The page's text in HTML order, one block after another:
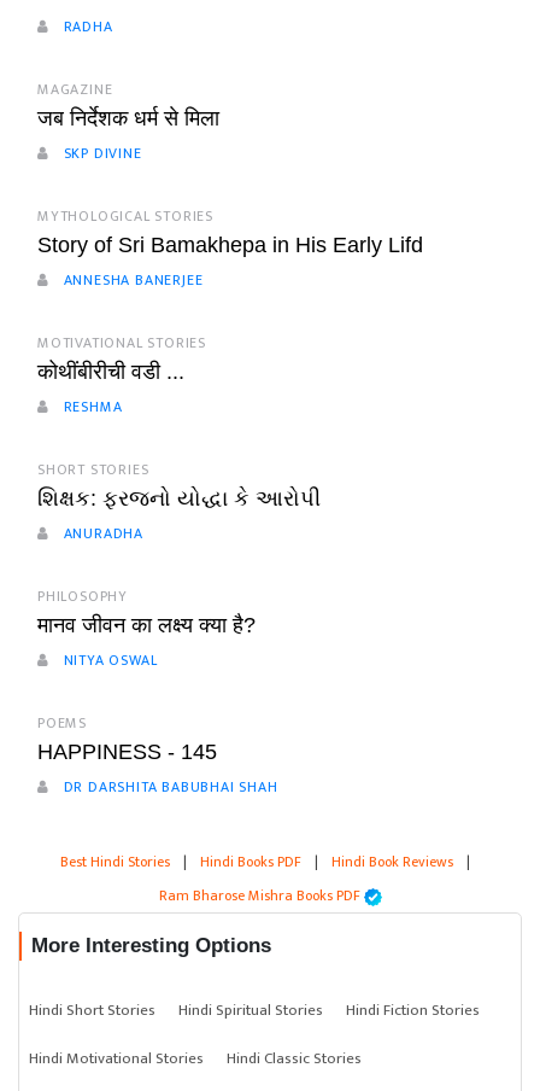
RADHA
MAGAZINE
जब निर्देशक धर्म से मिला
SKP DIVINE
MYTHOLOGICAL STORIES
Story of Sri Bamakhepa in His Early Lifd
ANNESHA BANERJEE
MOTIVATIONAL STORIES
कोथींबीरीची वडी ...
RESHMA
SHORT STORIES
શિક્ષક: ફરજનો યોદ્ધા કે આરોપી
ANURADHA
PHILOSOPHY
मानव जीवन का लक्ष्य क्या है?
NITYA OSWAL
POEMS
HAPPINESS - 145
DR DARSHITA BABUBHAI SHAH
Best Hindi Stories | Hindi Books PDF | Hindi Book Reviews |
Ram Bharose Mishra Books PDF
More Interesting Options
Hindi Short Stories Hindi Spiritual Stories
Hindi Fiction Stories
Hindi Motivational Stories
Hindi Classic Stories